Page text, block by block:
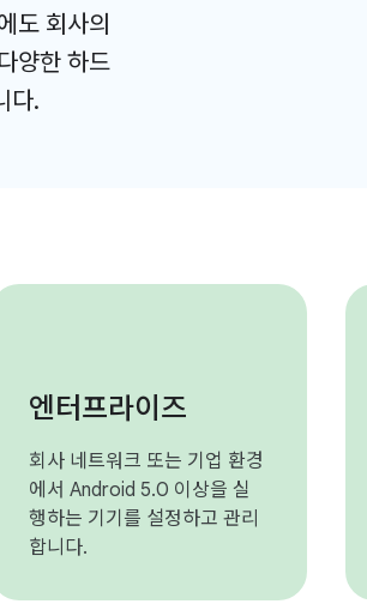
도 회사의
양한 하드
다.
엔터프라이즈
회사 네트워크 또는 기업 환경
에서 Android 5.0 이상을 실
행하는 기기를 설정하고 관리
합니다.